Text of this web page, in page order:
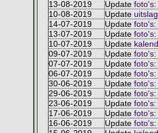
13-08-2019
Update foto's:
10-08-2019
Update
14-07-2019
Update foto's:
13-07-2019
Update foto's:
10-07-2019
Update
09-07-2019
Update foto's:
07-07-2019
Update foto's:
06-07-2019
Update foto's:
30-06-2019
Update foto's:
29-06-2019
Update foto's:
23-06-2019
Update foto's:
17-06-2019
Update foto's:
16-06-2019
Update foto's: